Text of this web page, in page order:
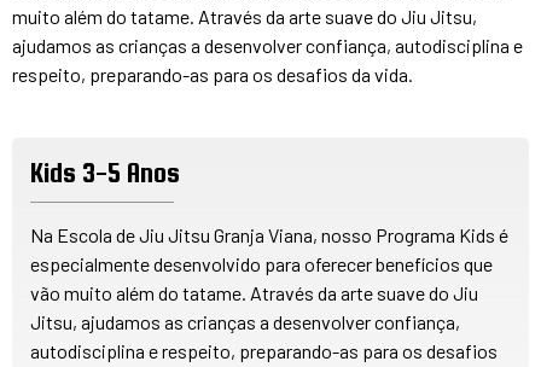
muito além do tatame. Através da arte suave do Jiu Jitsu,
ajudamos as crianças a desenvolver confiança, autodisciplina e
respeito, preparando-as para os desafios da vida.
Kids 3-5 Anos
Na Escola de Jiu Jitsu Granja Viana, nosso Programa Kids é
especialmente desenvolvido para oferecer benefícios que
vão muito além do tatame. Através da arte suave do Jiu
Jitsu, ajudamos as crianças a desenvolver confiança,
autodisciplina e respeito, preparando-as para os desafios